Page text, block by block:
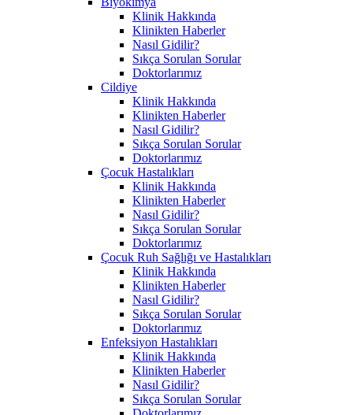
Klinik Hakkında
Klinikten Haberler
Nasıl Gidilir?
Sıkça Sorulan Sorular
Doktorlarımız
Cildiye
Klinik Hakkında
Klinikten Haberler
Nasıl Gidilir?
Sıkça Sorulan Sorular
Doktorlarımız
Çocuk Hastalıkları
Klinik Hakkında
Klinikten Haberler
Nasıl Gidilir?
Sıkça Sorulan Sorular
Doktorlarımız
Çocuk Ruh Sağlığı ve Hastalıkları
Klinik Hakkında
Klinikten Haberler
Nasıl Gidilir?
Sıkça Sorulan Sorular
Doktorlarımız
Enfeksiyon Hastalıkları
Klinik Hakkında
Klinikten Haberler
Nasıl Gidilir?
Sıkça Sorulan Sorular